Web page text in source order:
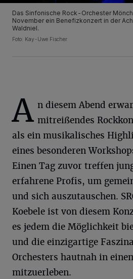
Das Sinfonische Rock-Orchester
November ein Benefizkonzert in der
Waldniel.
Foto: Kay-Uwe Fischer
A n diesem Abend
mitreißendes
als ein musikalisches
eines besonderen
Einen Tag zuvor treffen
erfahrene Profis, um
und sich auszutauschen.
Koebele ist von diesem
es jedem die Möglichkeit
und die einzigartige
Orchesters hautnah in
mitzuerleben.